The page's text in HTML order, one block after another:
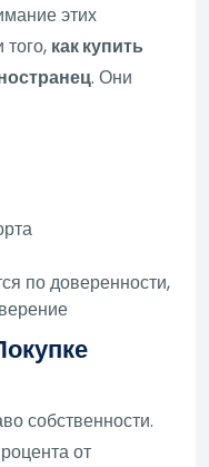
этих
как купить
. Они
по доверенности,
собственности.
от